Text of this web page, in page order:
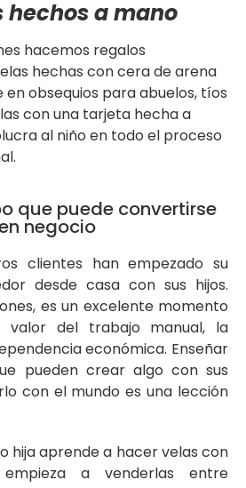
hechos a mano
hacemos regalos
hechas con cera de arena
obsequios para abuelos, tíos
con una tarjeta hecha a
al niño en todo el proceso
que puede convertirse
negocio
clientes han empezado su
desde casa con sus hijos.
es un excelente momento
del trabajo manual, la
económica. Enseñar
pueden crear algo con sus
con el mundo es una lección
hija aprende a hacer velas con
a venderlas entre